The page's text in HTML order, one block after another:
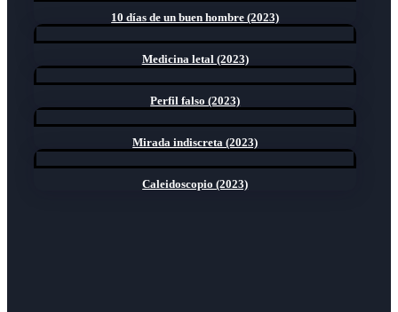
10 días de un buen hombre (2023)
Medicina letal (2023)
Perfil falso (2023)
Mirada indiscreta (2023)
Caleidoscopio (2023)